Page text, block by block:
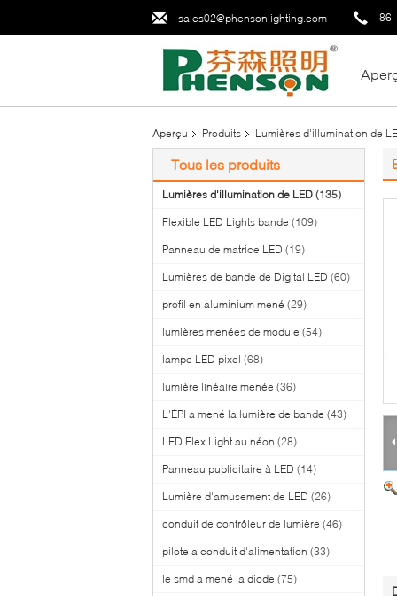
sales02@phensonlighting.com
Aperçu Produits Lumières d'illumination de
Tous les produits
Lumières d'illumination de LED (135)
Flexible LED Lights bande (109)
Panneau de matrice LED (19)
Lumières de bande de Digital LED (60)
profil en aluminium mené (29)
lumières menées de module (54)
lampe LED pixel (68)
lumière linéaire menée (36)
L'ÉPI a mené la lumière de bande (43)
LED Flex Light au néon (28)
Panneau publicitaire à LED (14)
Lumière d'amusement de LED (26)
conduit de contrôleur de lumière (46)
pilote a conduit d'alimentation (33)
le smd a mené la diode (75)